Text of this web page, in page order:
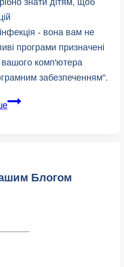
- вона вам не
програми призначені
комп'ютера
забезпеченням".
5
дітям,Блогом